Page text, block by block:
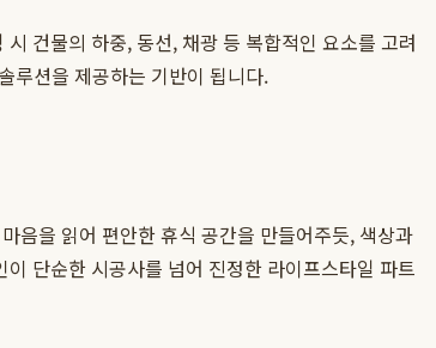
시 건물의 하중, 동선, 채광 등 복합적인 요소를 고려
루션을 제공하는 기반이 됩니다.
음을 읽어 편안한 휴식 공간을 만들어주듯, 색상과
이 단순한 시공사를 넘어 진정한 라이프스타일 파트